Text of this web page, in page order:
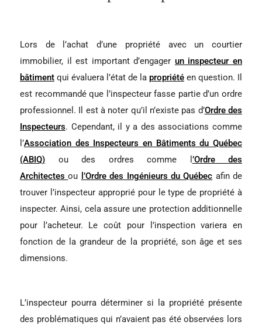
Lors de l’achat d’une propriété avec un courtier
immobilier, il est important d’engager un inspecteur en
bâtiment qui évaluera l’état de la propriété en question. Il
est recommandé que l’inspecteur fasse partie d’un ordre
professionnel. Il est à noter qu’il n’existe pas d’Ordre des
Inspecteurs. Cependant, il y a des associations comme
l’Association des Inspecteurs en Bâtiments du Québec
(ABIQ)
ou des ordres comme l ’Ordre des
Architectesou l’Ordre des Ingénieurs du Québec afin de
trouver l’inspecteur approprié pour le type de propriété à
inspecter. Ainsi, cela assure une protection additionnelle
pour l’acheteur. Le coût pour l’inspection variera en
fonction de la grandeur de la propriété, son âge et ses
dimensions.
L’inspecteur pourra déterminer si la propriété présente
des problématiques qui n’avaient pas été observées lors